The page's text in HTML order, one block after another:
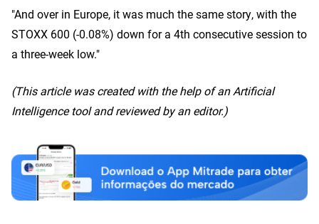
"And over in Europe, it was much the same story, with the
STOXX 600 (-0.08%) down for a 4th consecutive session to
a three-week low."
(This article was created with the help of an Artificial
Intelligence tool and reviewed by an editor.)